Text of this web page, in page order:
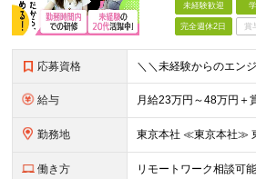
未経験歓迎
完全週休2日 賞
応募資格
給与
勤務地
働き方 リモートワーク相談可能